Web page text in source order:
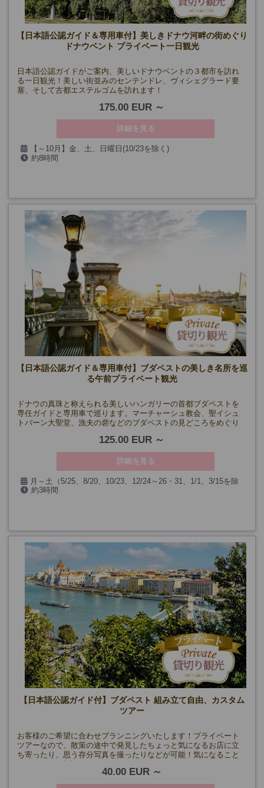
【日本語公認ガイド＆専用車付】美しきドナウ河畔の街めぐり
ドナウベント プライベート一日観光
日本語公認ガイドがご案内、美しいドナウベントの３都市を訪れ
る一日観光！美しい街並みのセンテンドレ、ヴィシェグラード要
塞、そして古都エステルゴムを訪れます！
175.00 EUR
詳細を見る
【～10月】金、土、日曜日(10/23を除く)
【11月～】毎日（11/1、12/24～26・31、1/1、3/15を除く）
約8時間
【日本語公認ガイド＆専用車付】ブダペストの美しき名所を巡
る午前プライベート観光
ドナウの真珠と称えられる美しいハンガリーの首都ブダペストを
専任ガイドと専用車で巡ります。マーチャーシュ教会、聖イシュ
トバーン大聖堂、漁夫の砦などのブダペストの見どころをめぐり
125.00 EUR
詳細を見る
月～土（5/25、8/20、10/23、12/24～26・31、1/1、3/15を除
く）約3時間
【日本語公認ガイド付】ブダペスト 組み立て自由、カスタム
ツアー
お客様のご希望に合わせプランニングいたします！プライベート
ツアーなので、散策の途中で発見したちょっと気になるお店に立
ち寄ったり、思う存分写真を撮ったりなどが可能！気になること
40.00 EUR